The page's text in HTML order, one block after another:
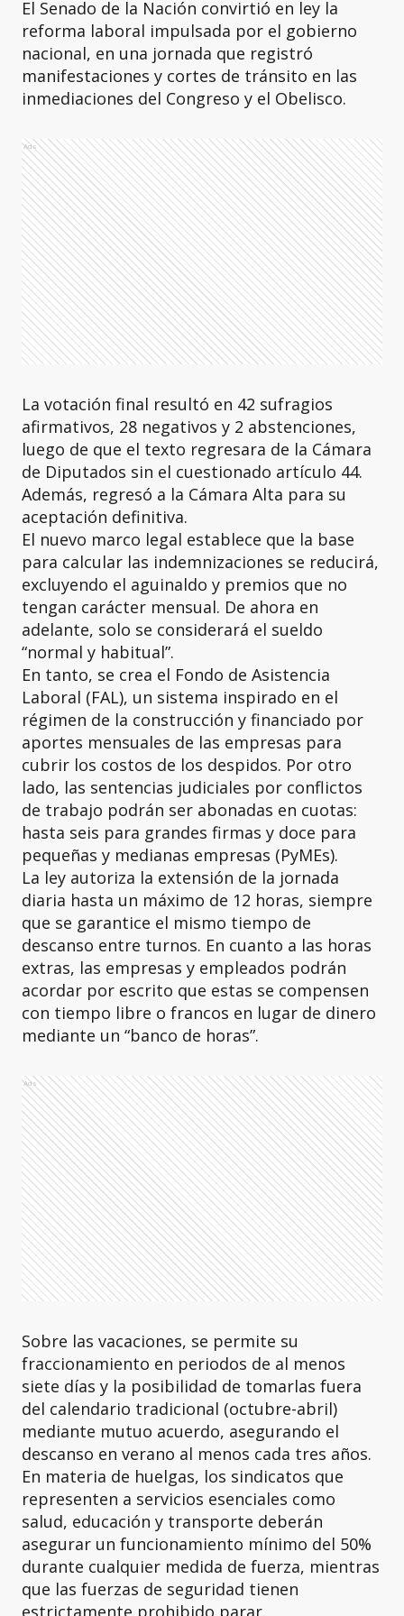
El Senado de la Nación convirtió en ley la
reforma laboral impulsada por el gobierno
nacional, en una jornada que registró
manifestaciones y cortes de tránsito en las
inmediaciones del Congreso y el Obelisco.
Ads
La votación final resultó en 42 sufragios
afirmativos, 28 negativos y 2 abstenciones,
luego de que el texto regresara de la Cámara
de Diputados sin el cuestionado artículo 44.
Además, regresó a la Cámara Alta para su
aceptación definitiva.
El nuevo marco legal establece que la base
para calcular las indemnizaciones se reducirá,
excluyendo el aguinaldo y premios que no
tengan carácter mensual. De ahora en
adelante, solo se considerará el sueldo
“normal y habitual”.
En tanto, se crea el Fondo de Asistencia
Laboral (FAL), un sistema inspirado en el
régimen de la construcción y financiado por
aportes mensuales de las empresas para
cubrir los costos de los despidos. Por otro
lado, las sentencias judiciales por conflictos
de trabajo podrán ser abonadas en cuotas:
hasta seis para grandes firmas y doce para
pequeñas y medianas empresas (PyMEs).
La ley autoriza la extensión de la jornada
diaria hasta un máximo de 12 horas, siempre
que se garantice el mismo tiempo de
descanso entre turnos. En cuanto a las horas
extras, las empresas y empleados podrán
acordar por escrito que estas se compensen
con tiempo libre o francos en lugar de dinero
mediante un “banco de horas”.
Ads
Sobre las vacaciones, se permite su
fraccionamiento en periodos de al menos
siete días y la posibilidad de tomarlas fuera
del calendario tradicional (octubre-abril)
mediante mutuo acuerdo, asegurando el
descanso en verano al menos cada tres años.
En materia de huelgas, los sindicatos que
representen a servicios esenciales como
salud, educación y transporte deberán
asegurar un funcionamiento mínimo del 50%
durante cualquier medida de fuerza, mientras
que las fuerzas de seguridad tienen
estrictamente prohibido parar.